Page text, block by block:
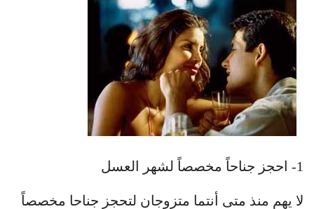
1- احجز جناحاً مخصصاً لشهر العسل
لا يهم منذ متى أنتما متزوجان لتحجز جناحا مخصصاً